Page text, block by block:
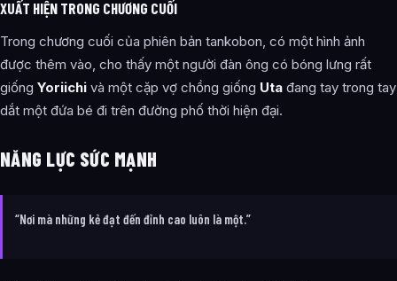
XUẤT HIỆN TRONG CHƯƠNG CUỐI
Trong chương cuối của phiên bản tankobon, có một hình ảnh
được thêm vào, cho thấy một người đàn ông có bóng lưng rất
giống Yoriichi và một cặp vợ chồng giống Uta đang tay trong tay
dắt một đứa bé đi trên đường phố thời hiện đại.
NĂNG LỰC SỨC MẠNH
“Nơi mà những kẻ đạt đến đỉnh cao luôn là một.”